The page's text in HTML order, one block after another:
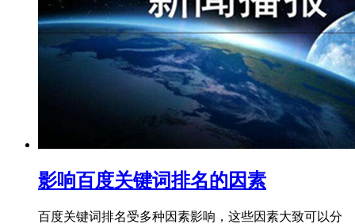
影响百度关键词排名的因素
百度关键词排名受多种因素影响，这些因素大致可以分